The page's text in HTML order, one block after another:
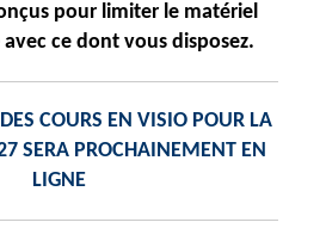
pour limiter le matériel
ce dont vous disposez.
COURS EN VISIO POUR LA
SERA PROCHAINEMENT EN
LIGNE